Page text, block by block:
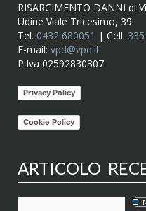
RISARCIMENTO DANNI di
Udine Viale Tricesimo, 39
Tel. 0432 680051 | Cell.
E-mail: vpd@vpd.it
P.Iva 02592830307
Privacy Policy
Cookie Policy
ARTICOLO